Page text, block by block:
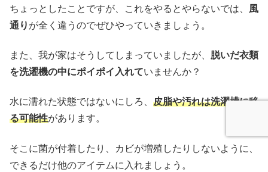
ちょっとしたことですが、これをやるとやらないでは、 風
通り が全く違うのでぜひやっていきましょう。
また、我が家はそうしてしまっていましたが、 脱いだ衣類
を洗濯機の中にポイポイ入れていませんか？
水に濡れた状態ではないにしろ、 皮脂や汚れは洗濯槽に移
る可能性があります。
そこに菌が付着したり、カビが増殖したりしないように、
できるだけ他のアイテムに入れましょう。